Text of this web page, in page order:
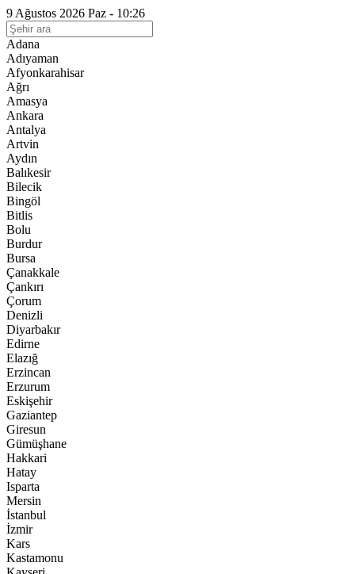
9 Ağustos 2026 Paz - 10:26
Adana
Adıyaman
Afyonkarahisar
Ağrı
Amasya
Ankara
Antalya
Artvin
Aydın
Balıkesir
Bilecik
Bingöl
Bitlis
Bolu
Burdur
Bursa
Çanakkale
Çankırı
Çorum
Denizli
Diyarbakır
Edirne
Elazığ
Erzincan
Erzurum
Eskişehir
Gaziantep
Giresun
Gümüşhane
Hakkari
Hatay
Isparta
Mersin
İstanbul
İzmir
Kars
Kastamonu